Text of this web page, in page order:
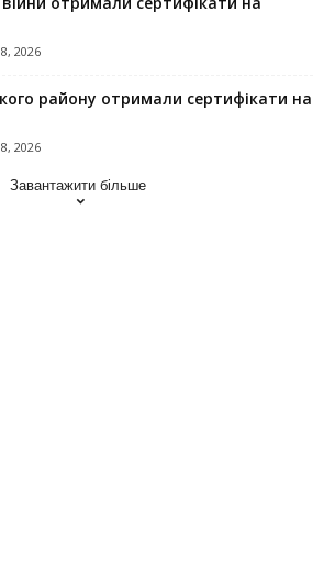
2026
району отримали сертифікати на
2026
Завантажити більше